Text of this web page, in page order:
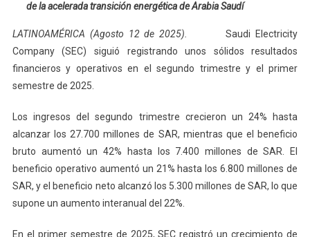
de la acelerada transición energética de Arabia Saudí
LATINOAMÉRICA (Agosto 12 de 2025).Saudi Electricity
Company (SEC) siguió registrando unos sólidos resultados
financieros y operativos en el segundo trimestre y el primer
semestre de 2025.
Los ingresos del segundo trimestre crecieron un 24% hasta
alcanzar los 27.700 millones de SAR, mientras que el beneficio
bruto aumentó un 42% hasta los 7.400 millones de SAR. El
beneficio operativo aumentó un 21% hasta los 6.800 millones de
SAR, y el beneficio neto alcanzó los 5.300 millones de SAR, lo que
supone un aumento interanual del 22%.
En el primer semestre de 2025, SEC registró un crecimiento de